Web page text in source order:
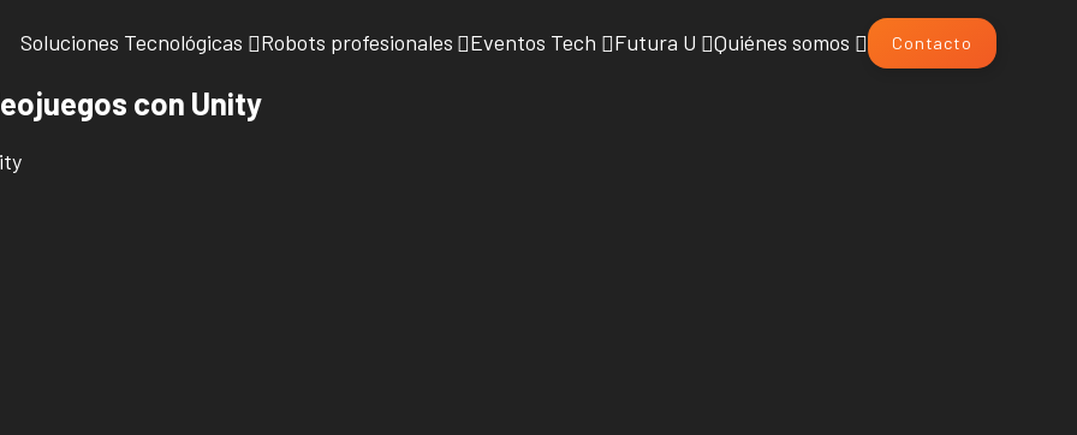
Soluciones Tecnológicas Robots profesionales Eventos Tech Futura U Quiénes somos Contacto
con Unity